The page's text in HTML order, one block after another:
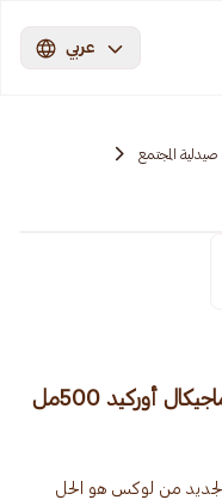
عربي
صيدلية المجتمع
أوركيد 500مل
من لوكس هو الحل